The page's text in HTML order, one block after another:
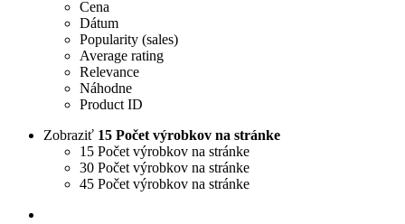
Cena
Dátum
Popularity (sales)
Average rating
Relevance
Náhodne
Product ID
Zobraziť 15 Počet výrobkov na stránke
15 Počet výrobkov na stránke
30 Počet výrobkov na stránke
45 Počet výrobkov na stránke